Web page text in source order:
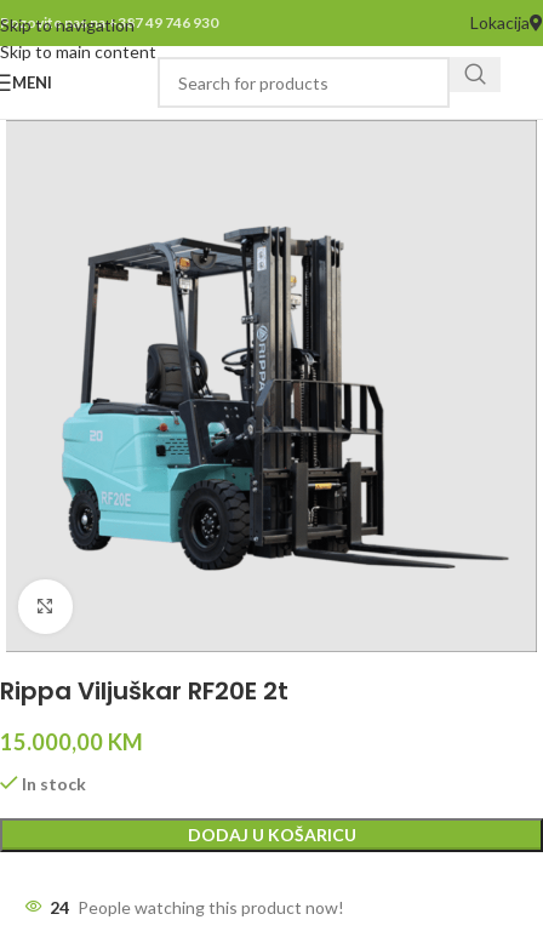
Skip to navigation
Skip to main content
Pozovite nas na +387 49 746 930 Lokacija
MENI
Click to enlarge
Rippa Viljuškar RF20E 2t
15.000,00 KM
In stock
DODAJ U KOŠARICU
24 People watching this product now!